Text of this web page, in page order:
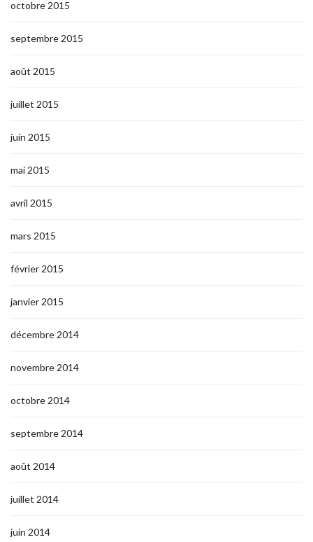
octobre 2015
septembre 2015
août 2015
juillet 2015
juin 2015
mai 2015
avril 2015
mars 2015
février 2015
janvier 2015
décembre 2014
novembre 2014
octobre 2014
septembre 2014
août 2014
juillet 2014
juin 2014